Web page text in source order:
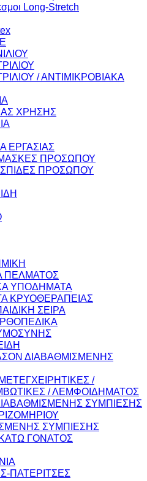
Long-Stretch
/ ΑΝΤΙΜΙΚΡΟΒΙΑΚΑ
ΧΡΗΣΗΣ
ΕΡΓΑΣΙΑΣ
ΜΑΣΚΕΣ ΠΡΟΣΩΠΟΥ
ΠΡΟΣΩΠΟΥ
ΠΕΛΜΑΤΟΣ
ΥΠΟΔΗΜΑΤΑ
ΚΡΥΟΘΕΡΑΠΕΙΑΣ
ΣΕΙΡΑ
ΔΙΑΒΑΘΜΙΣΜΕΝΗΣ
/
/ ΛΕΜΦΟΙΔΗΜΑΤΟΣ
ΣΥΜΠΙΕΣΗΣ
ΣΥΜΠΙΕΣΗΣ
ΓΟΝΑΤΟΣ
ΠΑΤΕΡΙΤΣΕΣ